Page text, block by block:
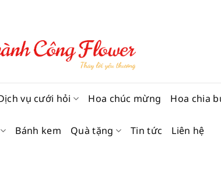
vụ cưới hỏi Hoa chúc mừng Hoa chia
Bánh kem Quà tặng Tin tức Liên hệ